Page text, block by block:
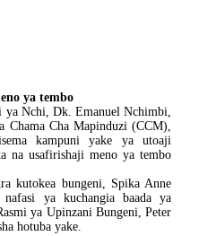
ya tembo
ya Nchi, Dk. Emanuel Nchimbi,
Chama Cha Mapinduzi (CCM),
kampuni yake ya utoaji
na usafirishaji meno ya tembo
kutokea bungeni, Spika Anne
ya kuchangia baada ya
ya Upinzani Bungeni, Peter
hotuba yake.